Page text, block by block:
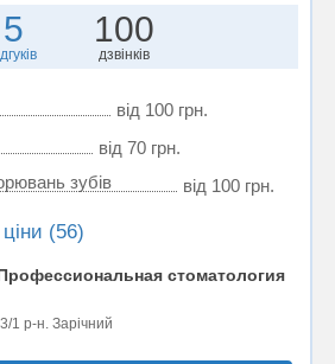
5 100
дзвінків
від 100 грн.
від 70 грн.
зубів
від 100 грн.
(56)
стоматология
1 р-н. Зарічний